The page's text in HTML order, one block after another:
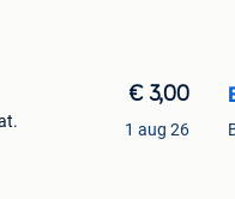
€ 3,00
1 aug 26